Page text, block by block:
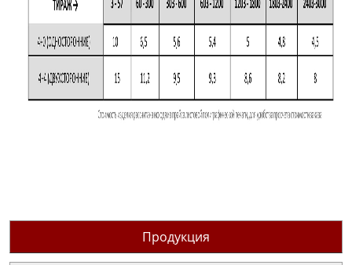
Продукция